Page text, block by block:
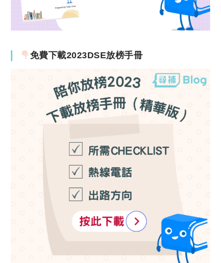
免費下載2023DSE放榜手冊